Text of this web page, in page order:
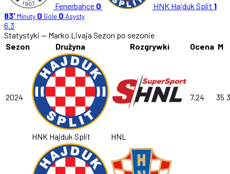
Fenerbahce 0 HNK Hajduk Split 1
83' Minuty 0 Gole 0 Asysty
6.3
Statystyki — Marko Livaja Sezon po sezonie
Sezon
Drużyna Rozgrywki Ocena M
2024
HNK Hajduk Split HNL
7.24 35